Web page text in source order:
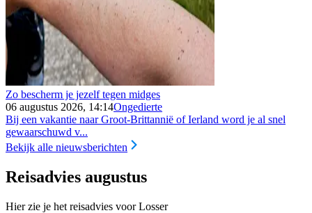
Zo bescherm je jezelf tegen midges
06 augustus 2026, 14:14Ongedierte
Bij een vakantie naar Groot-Brittannië of Ierland word je al snel
gewaarschuwd v...
Bekijk alle nieuwsberichten
Reisadvies augustus
Hier zie je het reisadvies voor Losser